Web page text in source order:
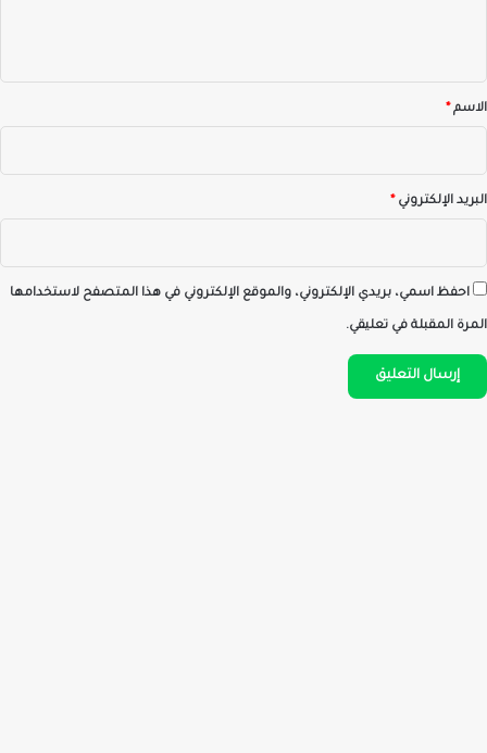
*الاسم*
البريد الإلكتروني*
احفظ اسمي، بريدي الإلكتروني، والموقع الإلكتروني في هذا المتصفح لاستخدامها
المرة المقبلة في تعليقي.